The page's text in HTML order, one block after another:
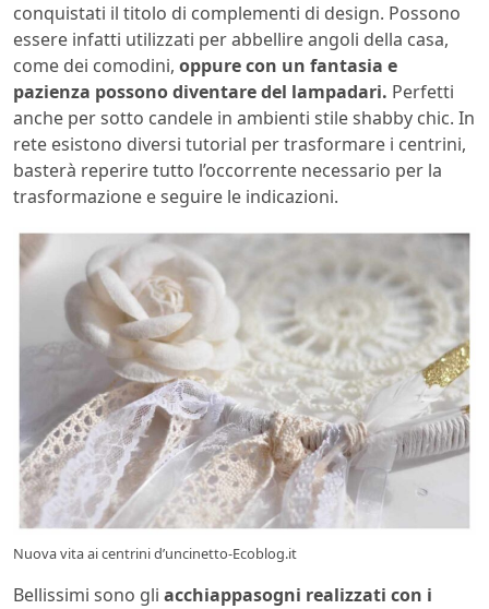
conquistati il titolo di complementi di design. Possono
essere infatti utilizzati per abbellire angoli della casa,
come dei comodini, oppure con un fantasia e
pazienza possono diventare del lampadari. Perfetti
anche per sotto candele in ambienti stile shabby chic. In
rete esistono diversi tutorial per trasformare i centrini,
basterà reperire tutto l’occorrente necessario per la
trasformazione e seguire le indicazioni.
Nuova vita ai centrini d’uncinetto-Ecoblog.it
Bellissimi sono gli acchiappasogni realizzati con i